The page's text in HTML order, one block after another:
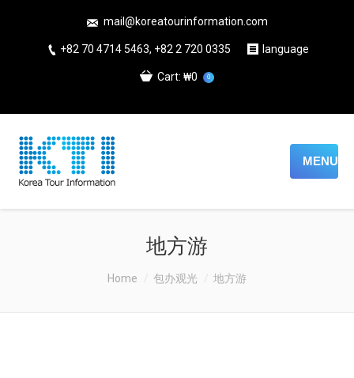
mail@koreatourinformation.com
+82 70 4714 5463, +82 2 720 0335 language
Cart: ₩0 0
MENU
地方游
Home 包办观光 地方游